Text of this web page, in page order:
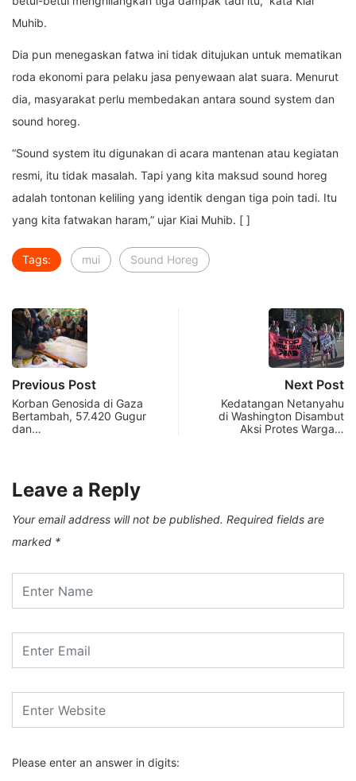
Muhib.
Dia pun menegaskan fatwa ini tidak ditujukan untuk mematikan
roda ekonomi para pelaku jasa penyewaan alat suara. Menurut
dia, masyarakat perlu membedakan antara sound system dan
sound horeg.
“Sound system itu digunakan di acara mantenan atau kegiatan
resmi, itu tidak masalah. Tapi yang kita maksud sound horeg
adalah tontonan keliling yang identik dengan tiga poin tadi. Itu
yang kita fatwakan haram,” ujar Kiai Muhib. [ ]
Tags: mui Sound Horeg
Previous Post
Korban Genosida di Gaza
Bertambah, 57.420 Gugur
dan…
Next Post
Kedatangan Netanyahu
di Washington Disambut
Aksi Protes Warga…
Leave a Reply
Your email address will not be published. Required fields are
marked *
Please enter an answer in digits: